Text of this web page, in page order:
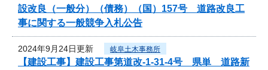
設改良（一般分）（債務）（国）157号 道路改良工
事に関する一般競争入札公告
2024年9月24日更新 岐阜土木事務所
【建設工事】建設工事第道改-1-31-4号 県単 道路新